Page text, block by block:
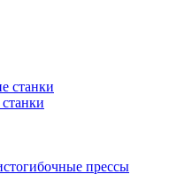
станки
прессы